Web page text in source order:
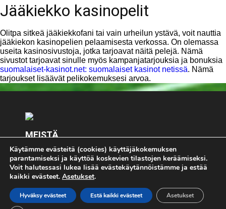
Jääkiekko kasinopelit
Olitpa sitkeä jääkiekkofani tai vain urheilun ystävä, voit nauttia
jääkiekon kasinopelien pelaamisesta verkossa. On olemassa
useita kasinosivustoja, jotka tarjoavat näitä pelejä. Nämä
sivustot tarjoavat sinulle myös kampanjatarjouksia ja bonuksia
suomalaiset-kasinot.net: suomalaiset kasinot netissä. Nämä
tarjoukset lisäävät pelikokemuksesi arvoa.
MEISTÄ
Keskity olennaiseen - Pelimies.com. Kaikki pelaaminen
on K18 - jos pelaat, pelaa vastuullisesti. Jos koet, että
pelaaminen on sinulle tai läheisellesi ongelma, lopeta
pelaaminen välittömästi ja ota yhteyttä
Ota meihin yhteyttä:toimitus@pelimies.com
Käytämme evästeitä (cookies) käyttäjäkokemuksen
parantamiseksi ja käyttöä koskevien tilastojen keräämiseksi.
Voit halutessasi lukea lisää evästekäytännöistämme ja estää
kaikki evästeet. Asetukset.
Hyväksy evästeet Estä kaikki evästeet Asetukset